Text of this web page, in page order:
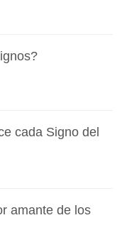
cada Signo del
amante de los